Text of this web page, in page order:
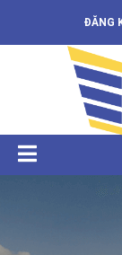
ĐĂNG